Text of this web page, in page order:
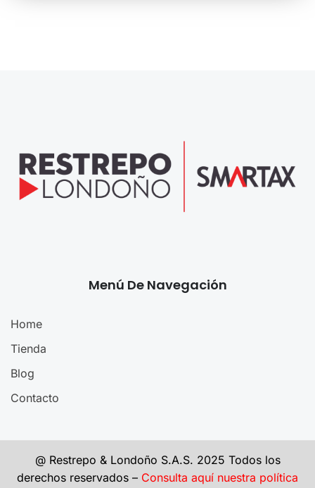
Menú De Navegación
Home
Tienda
Blog
Contacto
@ Restrepo & Londoño S.A.S. 2025 Todos los
derechos reservados – Consulta aquí nuestra política